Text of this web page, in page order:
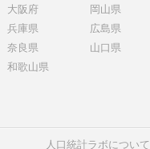
大阪府
兵庫県
奈良県
和歌山県
岡山県
広島県
山口県
人口統計ラボについて